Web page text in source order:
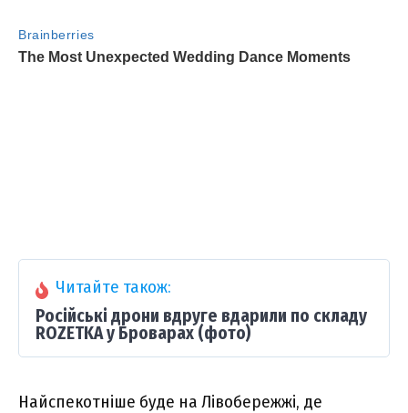
Читайте також:
Російські дрони вдруге вдарили по складу
ROZETKA у Броварах (фото)
Найспекотніше буде на Лівобережжі, де